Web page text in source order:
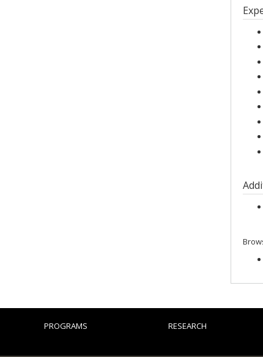
PROGRAMS RESEARCH